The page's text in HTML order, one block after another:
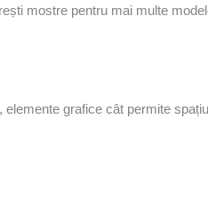
mostre pentru mai multe
grafice cât permite